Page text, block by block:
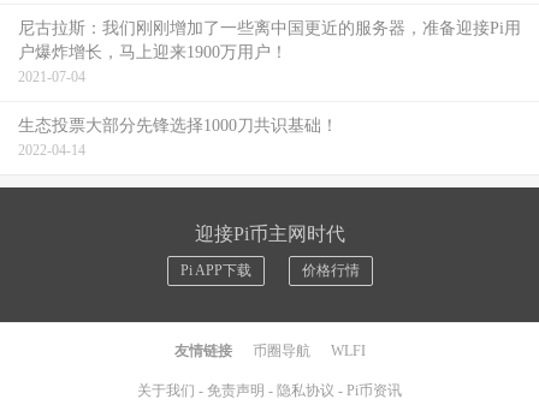
尼古拉斯：我们刚刚增加了一些离中国更近的服务器，准备迎接Pi用
户爆炸增长，马上迎来1900万用户！
2021-07-04
生态投票大部分先锋选择1000刀共识基础！
2022-04-14
迎接Pi币主网时代
Pi APP下载 价格行情
友情链接 币圈导航 WLFI
关于我们 - 免责声明 - 隐私协议 - Pi币资讯